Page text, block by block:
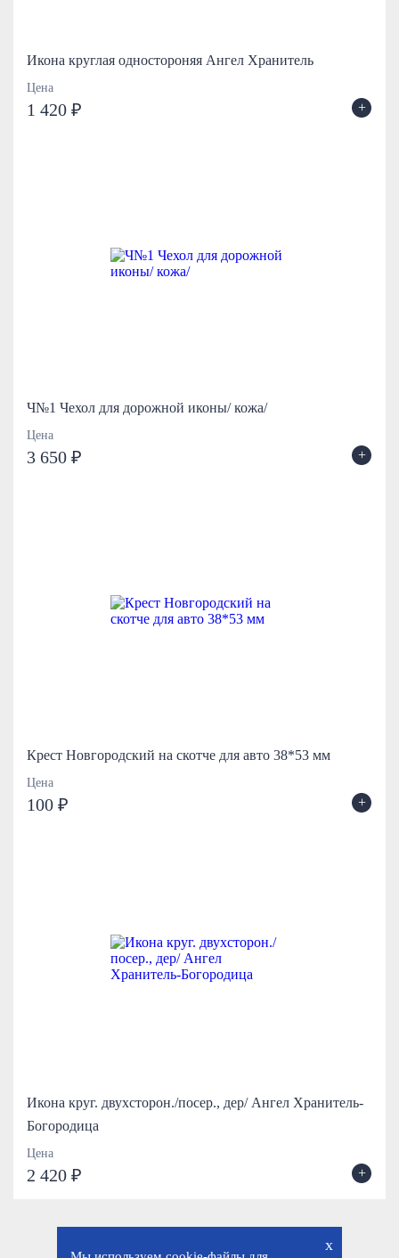
Икона круглая одностороняя Ангел Хранитель
Цена
1 420 ₽ +
Ч№1 Чехол для дорожной иконы/ кожа/
Цена
3 650 ₽ +
Крест Новгородский на скотче для авто 38*53 мм
Цена
100 ₽ +
Икона круг. двухсторон./посер., дер/ Ангел Хранитель-
Богородица
Цена
2 420 ₽ +
x